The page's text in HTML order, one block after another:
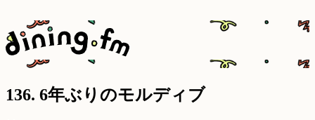
136. 6年ぶりのモルディブ